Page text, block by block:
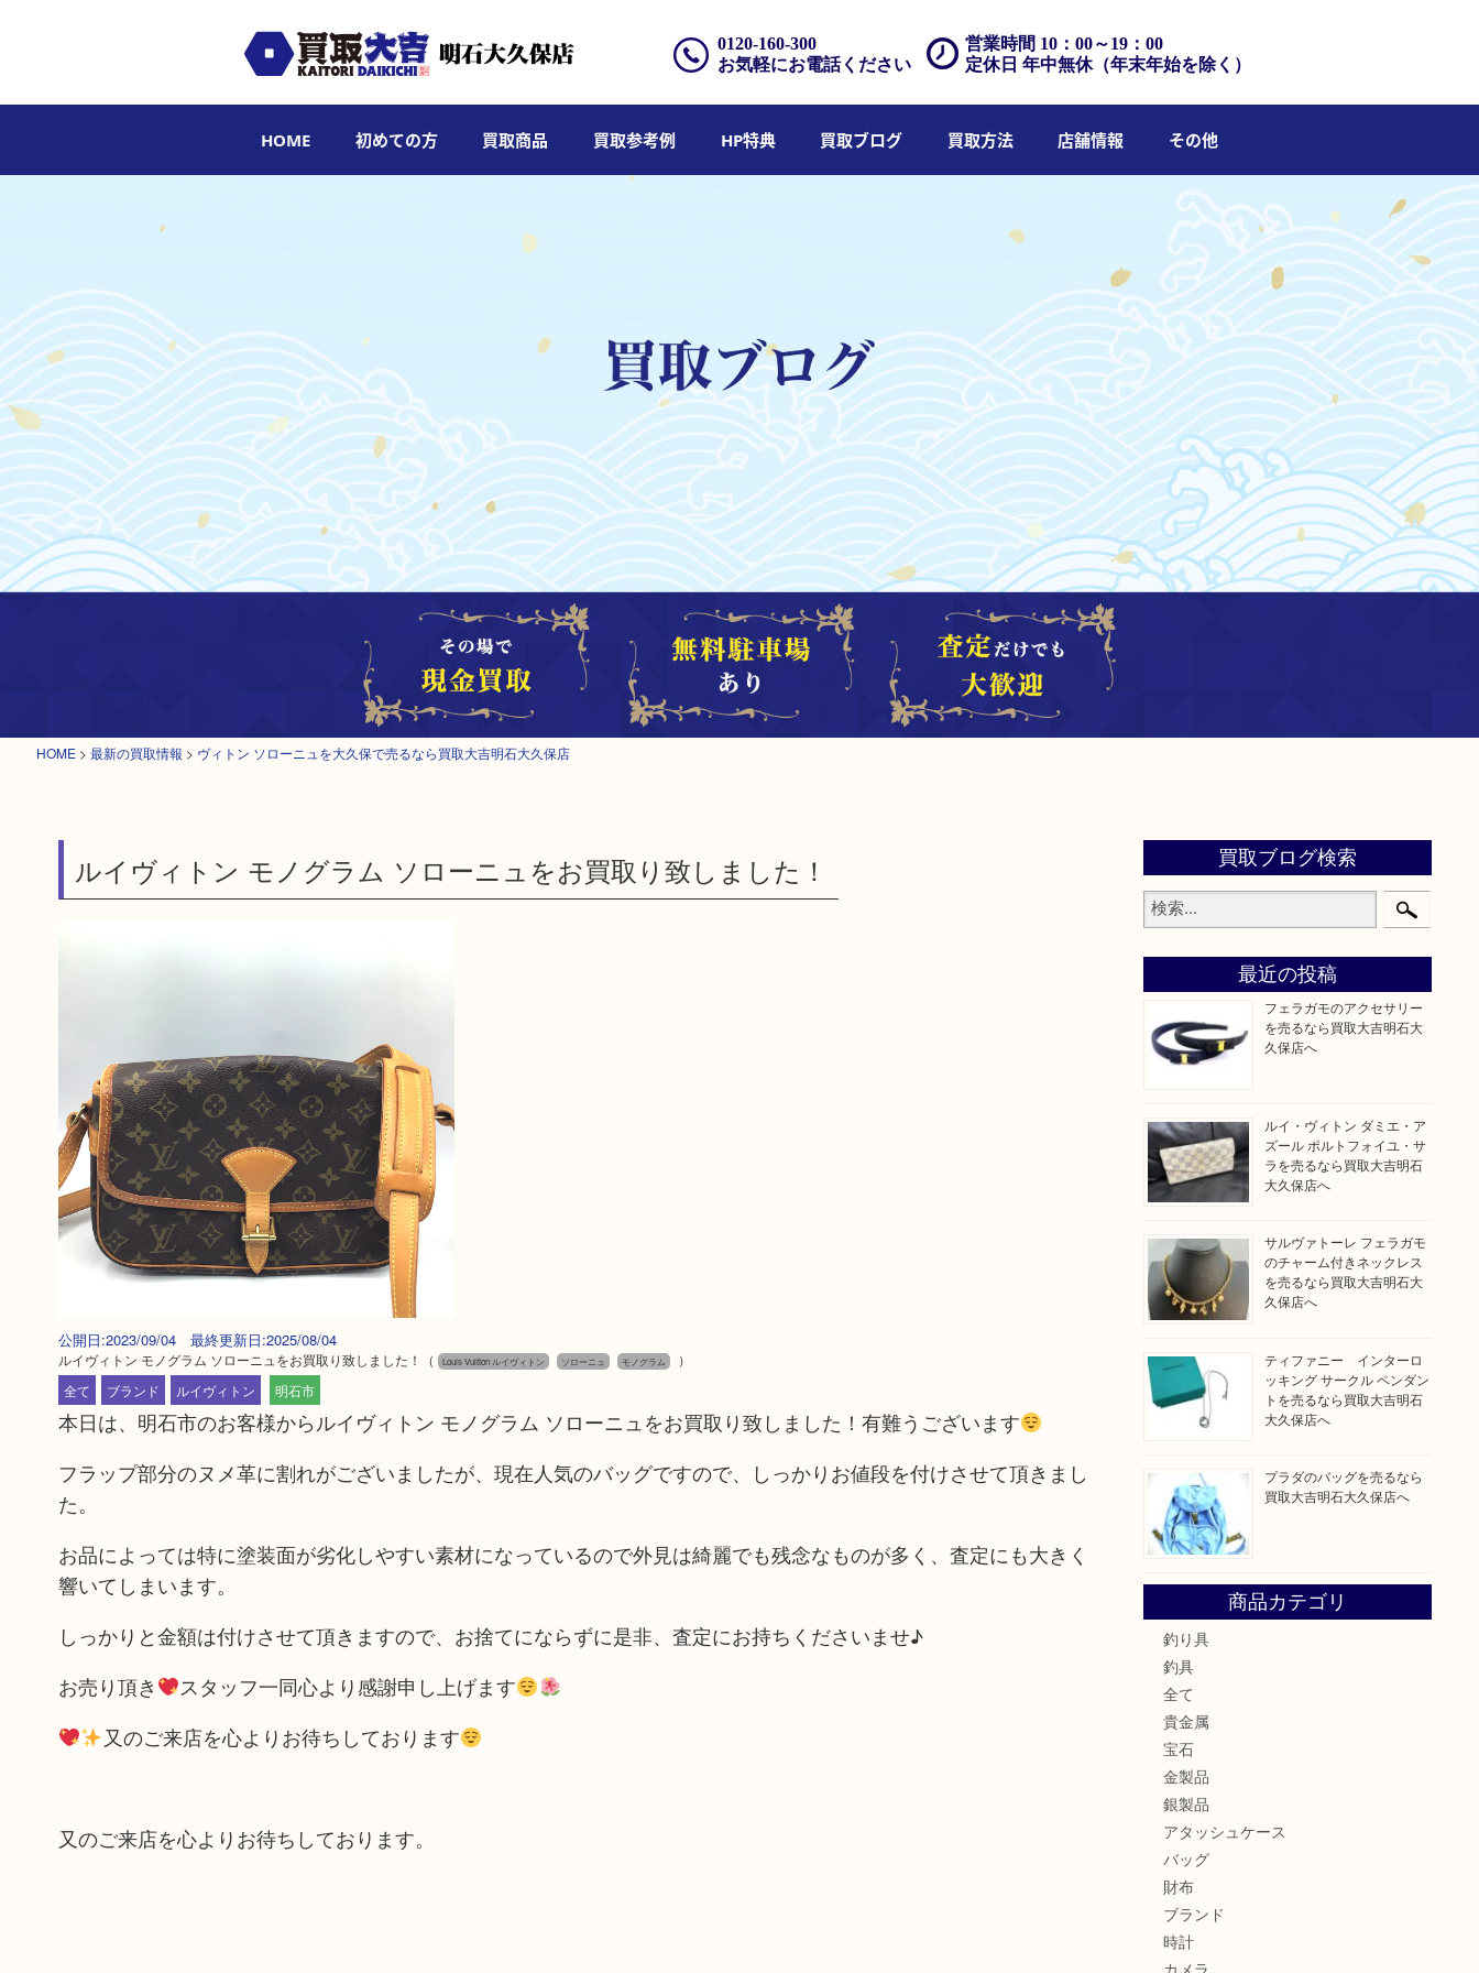
営業時間 10：00～19：00
定休日 年中無休（年末年始を除く）
0120-160-300
お気軽にお電話ください
HOME 初めての方 買取商品 買取参考例 HP特典 買取ブログ 買取方法 店舗情報 その他
HOME > 最新の買取情報 > ヴィトン ソローニュを大久保で売るなら買取大吉明石大久保店
ルイヴィトン モノグラム ソローニュをお買取り致しました！
公開日:2023/09/04 最終更新日:2025/08/04
ルイヴィトン モノグラム ソローニュをお買取り致しました！ （ Louis Vuitton ルイヴィトン ソローニュ モノグラム
）
全て
ブランド ルイヴィトン 明石市
本日は、明石市のお客様からルイヴィトン モノグラム ソローニュをお買取り致しました！有難うございます
フラップ部分のヌメ革に割れがございましたが、現在人気のバッグですので、しっかりお値段を付けさせて頂きまし
た。
お品によっては特に塗装面が劣化しやすい素材になっているので外見は綺麗でも残念なものが多く、査定にも大きく
響いてしまいます。
しっかりと金額は付けさせて頂きますので、お捨てにならずに是非、査定にお持ちくださいませ♪
お売り頂き
スタッフ一同心より感謝申し上げます
又のご来店を心よりお待ちしております
又のご来店を心よりお待ちしております。
買取ブログ検索
最近の投稿
フェラガモのアクセサリー
を売るなら買取大吉明石大
久保店へ
ルイ・ヴィトン ダミエ・ア
ズール ポルトフォイユ・サ
ラを売るなら買取大吉明石
大久保店へ
サルヴァトーレ フェラガモ
のチャーム付きネックレス
を売るなら買取大吉明石大
久保店へ
ティファニー インターロ
ッキング サークル ペンダン
トを売るなら買取大吉明石
大久保店へ
プラダのバッグを売るなら
買取大吉明石大久保店へ
商品カテゴリ
釣り具
釣具
全て
貴金属
宝石
金製品
銀製品
アタッシュケース
バッグ
財布
ブランド
時計
カメラ